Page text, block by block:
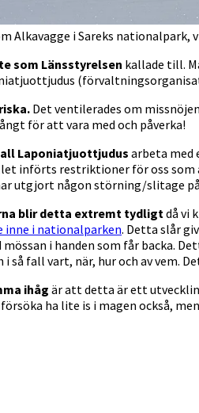
Alkavagge i Sareks nationalpark,
som Länsstyrelsen kallade till.
Det ventilerades om
för att vara med och påverka!
Laponiatjuottjudus arbeta med
införts restriktioner för oss
utgjort någon störning/slitage
blir detta extremt tydligtdå vi
inne i nationalparken. Detta slår
i handen som får backa.
så fall vart, när, hur och av vem.
ihågär att detta är ett
ha lite is i magen också,